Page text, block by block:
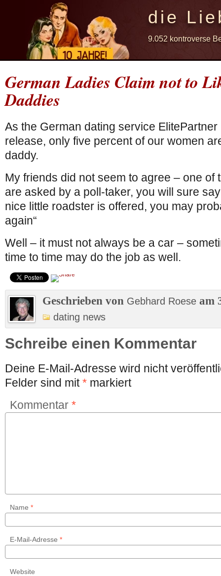
die
9.052 kontroverse
German Ladies Claim not to
Daddies
As the German dating service
release, only five percent of our women
daddy.
My friends did not seem to agree – one of
are asked by a poll-taker, you will sure
nice little roadster is offered, you may
again“
Well – it must not always be a car –
time to time may do the job as well.
Geschrieben von Gebhard Roese am
dating news
Schreibe einen Kommentar
Deine E-Mail-Adresse wird nicht
Felder sind mit* markiert
Kommentar *
Name *
E-Mail-Adresse *
Website